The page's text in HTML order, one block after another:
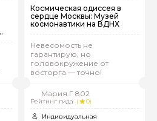
Космическая одиссея в
сердце Москвы: Музей
космонавтики на ВДНХ
Невесомость не
гарантирую, но
головокружение от
восторга — точно!
Мария.Г 802
Рейтинг гида (
0)
Индивидуальная